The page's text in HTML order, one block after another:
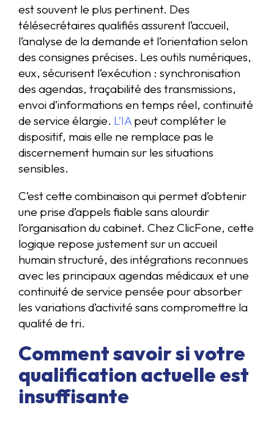
est souvent le plus pertinent. Des
télésecrétaires qualifiés assurent l’accueil,
l’analyse de la demande et l’orientation selon
des consignes précises. Les outils numériques,
eux, sécurisent l’exécution : synchronisation
des agendas, traçabilité des transmissions,
envoi d’informations en temps réel, continuité
de service élargie. L’IApeut compléter le
dispositif, mais elle ne remplace pas le
discernement humain sur les situations
sensibles.
C’est cette combinaison qui permet d’obtenir
une prise d’appels fiable sans alourdir
l’organisation du cabinet. Chez ClicFone, cette
logique repose justement sur un accueil
humain structuré, des intégrations reconnues
avec les principaux agendas médicaux et une
continuité de service pensée pour absorber
les variations d’activité sans compromettre la
qualité de tri.
Comment savoir si votre
qualification actuelle est
insuffisante